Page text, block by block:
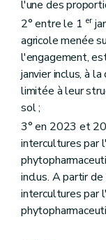
l'une des
2° entre le 1 er
agricole menée
l'engagement,
janvier inclus, à
limitée à leur
sol ;
3° en 2023 et
intercultures par
inclus. A partir
intercultures par